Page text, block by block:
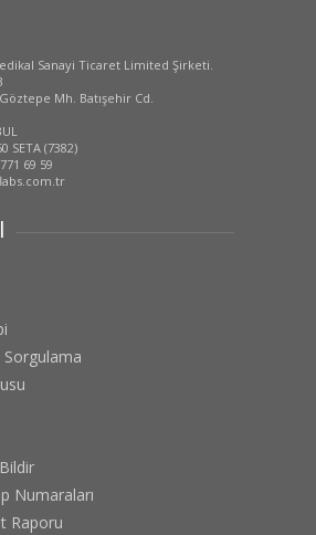
Sanayi Ticaret Limited Şirketi.
Mh. Batışehir Cd.
SETA (7382)
69 59
Numaraları
Raporu